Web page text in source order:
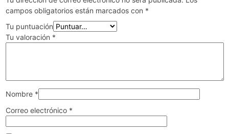
campos obligatorios están marcados con *
Tu puntuación
Tu valoración *
Nombre *
Correo electrónico *